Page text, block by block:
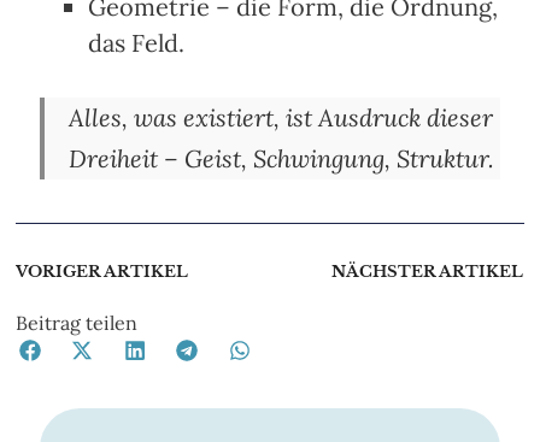
Geometrie – die Form, die Ordnung,
das Feld.
Alles, was existiert, ist Ausdruck dieser
Dreiheit – Geist, Schwingung, Struktur.
VORIGER ARTIKEL NÄCHSTER ARTIKEL
Beitrag teilen